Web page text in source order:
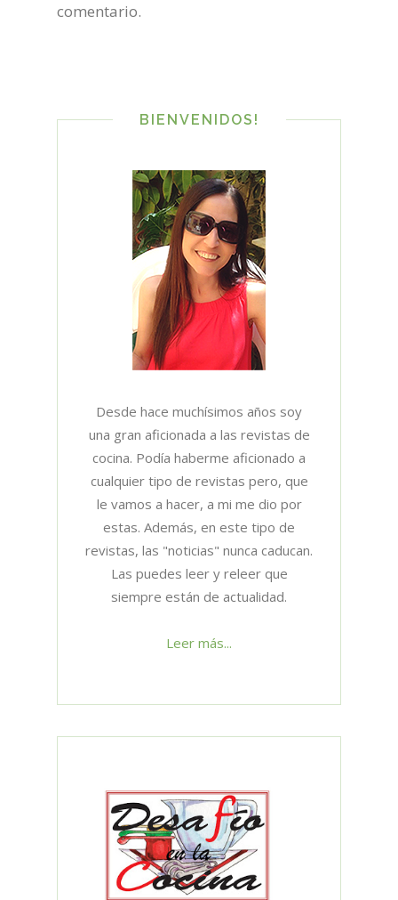
comentario.
BIENVENIDOS!
Desde hace muchísimos años soy
una gran aficionada a las revistas de
cocina. Podía haberme aficionado a
cualquier tipo de revistas pero, que
le vamos a hacer, a mi me dio por
estas. Además, en este tipo de
revistas, las "noticias" nunca caducan.
Las puedes leer y releer que
siempre están de actualidad.
Leer más...